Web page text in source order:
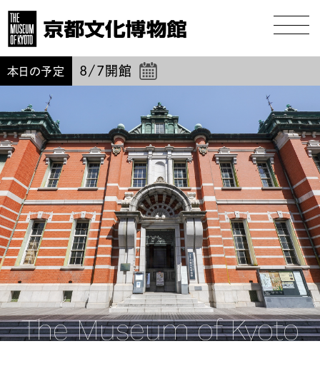
本日の予定 8/7 開館
The Museum of Kyoto